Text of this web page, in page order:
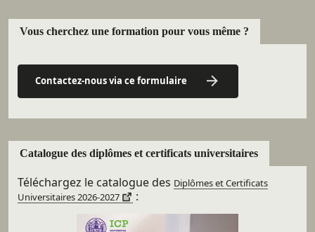
Vous cherchez une formation pour vous même ?
Contactez-nous via ce formulaire
Catalogue des diplômes et certificats universitaires
Téléchargez le catalogue des Diplômes et Certificats
Universitaires 2026-2027
: